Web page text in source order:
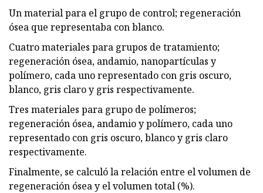
Un material para el grupo de control; regeneración
ósea que representaba con blanco.
Cuatro materiales para grupos de tratamiento;
regeneración ósea, andamio, nanopartículas y
polímero, cada uno representado con gris oscuro,
blanco, gris claro y gris respectivamente.
Tres materiales para grupo de polímeros;
regeneración ósea, andamio y polímero, cada uno
representado con gris oscuro, blanco y gris claro
respectivamente.
Finalmente, se calculó la relación entre el volumen de
regeneración ósea y el volumen total (%).